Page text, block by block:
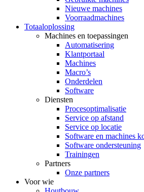
Nieuwe machines
Voorraadmachines
Totaaloplossing
Machines en toepassingen
Automatisering
Klantportaal
Machines
Macro’s
Onderdelen
Software
Diensten
Procesoptimalisatie
Service op afstand
Service op locatie
Software en machines
Software ondersteuning
Trainingen
Partners
Onze partners
Voor wie